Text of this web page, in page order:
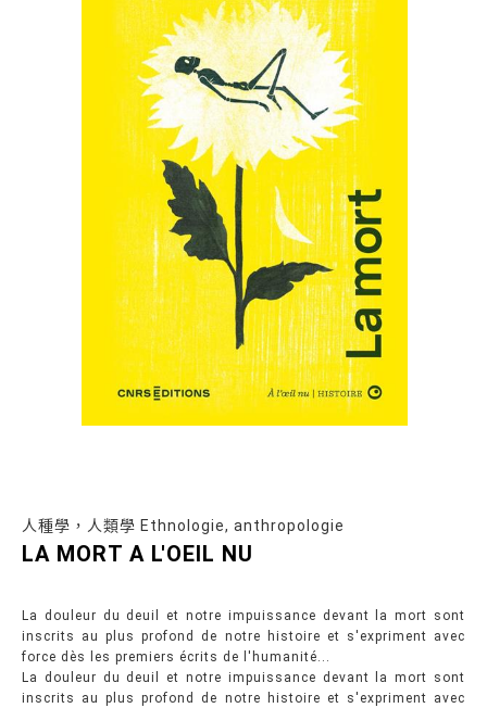
人種學，人類學 Ethnologie, anthropologie
LA MORT A L'OEIL NU
La douleur du deuil et notre impuissance devant la mort sont
inscrits au plus profond de notre histoire et s'expriment avec
force dès les premiers écrits de l'humanité...
La douleur du deuil et notre impuissance devant la mort sont
inscrits au plus profond de notre histoire et s'expriment avec